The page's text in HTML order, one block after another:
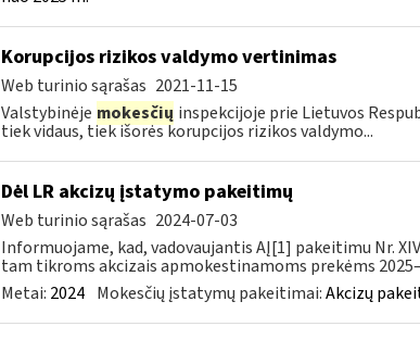
Korupcijos rizikos valdymo vertinimas
Web turinio sąrašas 2021-11-15
Valstybinėje mokesčių inspekcijoje prie Lietuvos
tiek vidaus, tiek išorės korupcijos rizikos valdymo...
Dėl LR akcizų įstatymo pakeitimų
Web turinio sąrašas 2024-07-03
Informuojame, kad, vadovaujantis AĮ[1] pakeitimu Nr.
tam tikroms akcizais apmokestinamoms prekėms
Metai: 2024 Mokesčių įstatymų pakeitimai:Akcizų